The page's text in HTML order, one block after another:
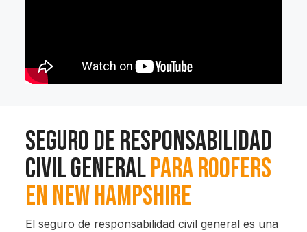
Seguro De Responsabilidad
Civil GeneralPara Roofers
En New Hampshire
El seguro de responsabilidad civil general es una